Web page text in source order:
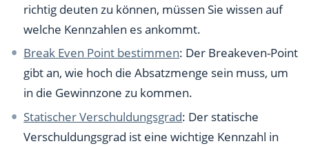
richtig deuten zu können, müssen Sie wissen auf
welche Kennzahlen es ankommt.
Break Even Point bestimmen: Der Breakeven-Point
gibt an, wie hoch die Absatzmenge sein muss, um
in die Gewinnzone zu kommen.
Statischer Verschuldungsgrad: Der statische
Verschuldungsgrad ist eine wichtige Kennzahl in